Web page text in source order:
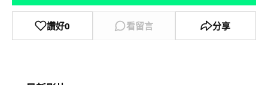
讚好0 看留言 分享